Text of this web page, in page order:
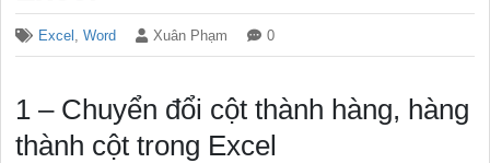
Excel ,Word Xuân Phạm 0
1 – Chuyển đổi cột thành hàng, hàng
thành cột trong Excel